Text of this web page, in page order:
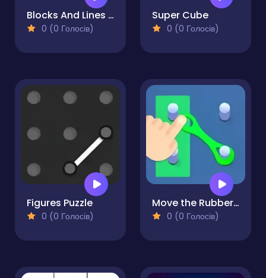
Blocks And Lines - Puzzle
0 (0 Голосів)
Super Cube
0 (0 Голосів)
Figures Puzzle
0 (0 Голосів)
Move the Rubber Bands Logic puzzle
0 (0 Голосів)